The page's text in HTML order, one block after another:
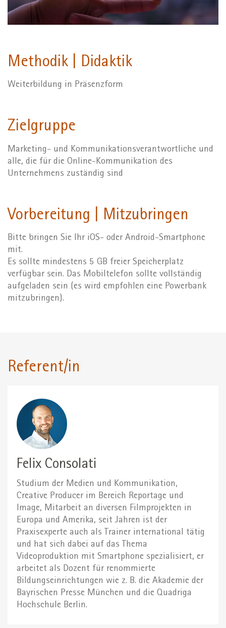
Methodik | Didaktik
Weiterbildung in Präsenzform
Zielgruppe
Marketing- und Kommunikationsverantwortliche und
alle, die für die Online-Kommunikation des
Unternehmens zuständig sind
Vorbereitung | Mitzubringen
Bitte bringen Sie Ihr iOS- oder Android-Smartphone
mit.
Es sollte mindestens 5 GB freier Speicherplatz
verfügbar sein. Das Mobiltelefon sollte vollständig
aufgeladen sein (es wird empfohlen eine Powerbank
mitzubringen).
Referent/in
Felix Consolati
Studium der Medien und Kommunikation,
Creative Producer im Bereich Reportage und
Image, Mitarbeit an diversen Filmprojekten in
Europa und Amerika, seit Jahren ist der
Praxisexperte auch als Trainer international tätig
und hat sich dabei auf das Thema
Videoproduktion mit Smartphone spezialisiert, er
arbeitet als Dozent für renommierte
Bildungseinrichtungen wie z. B. die Akademie der
Bayrischen Presse München und die Quadriga
Hochschule Berlin.